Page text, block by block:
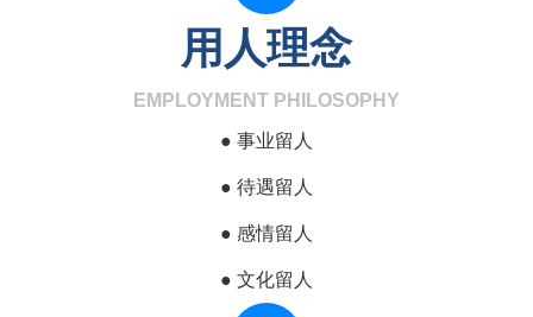
用人理念
EMPLOYMENT PHILOSOPHY
● 事业留人
● 待遇留人
● 感情留人
● 文化留人